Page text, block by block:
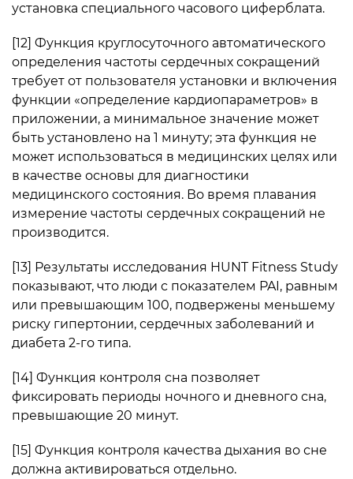
установка специального часового циферблата.
[12] Функция круглосуточного автоматического
определения частоты сердечных сокращений
требует от пользователя установки и включения
функции «определение кардиопараметров» в
приложении, а минимальное значение может
быть установлено на 1 минуту; эта функция не
может использоваться в медицинских целях или
в качестве основы для диагностики
медицинского состояния. Во время плавания
измерение частоты сердечных сокращений не
производится.
[13] Результаты исследования HUNT Fitness Study
показывают, что люди с показателем PAI, равным
или превышающим 100, подвержены меньшему
риску гипертонии, сердечных заболеваний и
диабета 2-го типа.
[14] Функция контроля сна позволяет
фиксировать периоды ночного и дневного сна,
превышающие 20 минут.
[15] Функция контроля качества дыхания во сне
должна активироваться отдельно.